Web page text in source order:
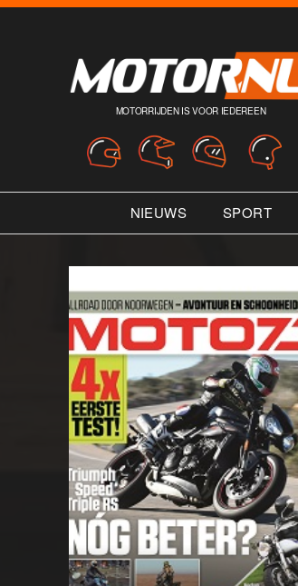
MOTORRIJDEN IS VOOR IEDEREEN
NIEUWS SPORT